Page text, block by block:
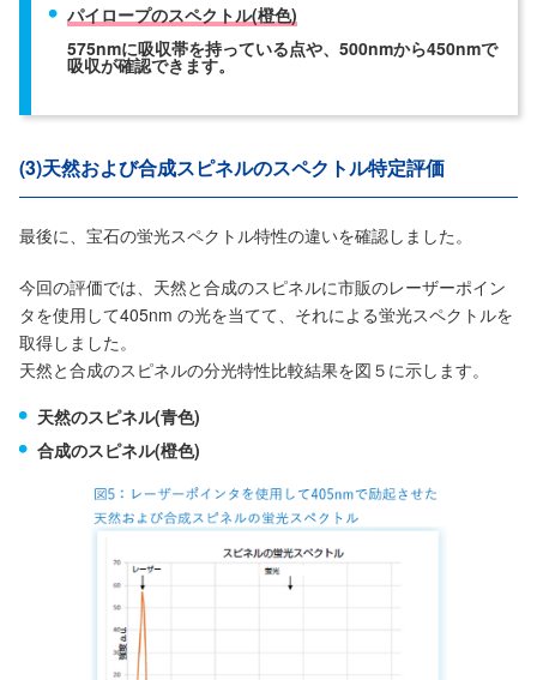
パイロープのスペクトル(橙色)
575nmに吸収帯を持っている点や、500nmから450nmで
吸収が確認できます。
(3)天然および合成スピネルのスペクトル特定評価
最後に、宝石の蛍光スペクトル特性の違いを確認しました。
今回の評価では、天然と合成のスピネルに市販のレーザーポイン
タを使用して405nm の光を当てて、それによる蛍光スペクトルを
取得しました。
天然と合成のスピネルの分光特性比較結果を図５に示します。
天然のスピネル(青色)
合成のスピネル(橙色)